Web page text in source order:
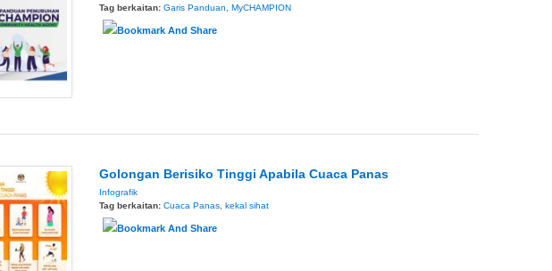
Tag berkaitan: Garis Panduan MyCHAMPION
Golongan Berisiko Tinggi Apabila Cuaca Panas
Infografik
Tag berkaitan: Cuaca Panas, kekal sihat